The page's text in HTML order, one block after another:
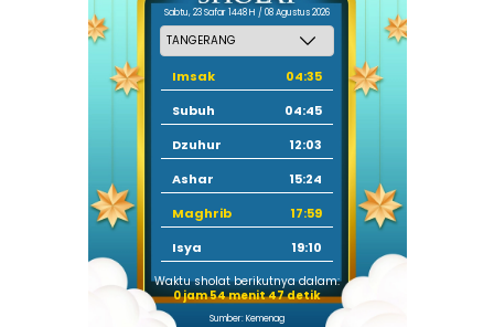
Sabtu, 23 Safar 1448 H / 08 Agustus 2026
Imsak
04:35
Subuh
04:45
Dzuhur
12:03
Ashar
15:24
Maghrib
17:59
Isya
19:10
Waktu sholat berikutnya dalam:
0 jam 54 menit 47 detik
Sumber: Kemenag